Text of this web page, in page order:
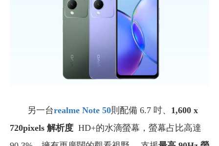
另一台realme Note 50則配備 6.7 吋、 1,600 x
720pixels 解析度 HD+的水滴螢幕，螢幕占比高達